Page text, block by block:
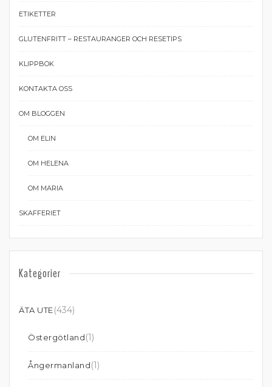
ETIKETTER
GLUTENFRITT – RESTAURANGER OCH RESETIPS
KLIPPBOK
KONTAKTA OSS
OM BLOGGEN
OM ELIN
OM HELENA
OM MARIA
SKAFFERIET
Kategorier
ÄTA UTE(434)
Östergötland(1)
Ångermanland(1)